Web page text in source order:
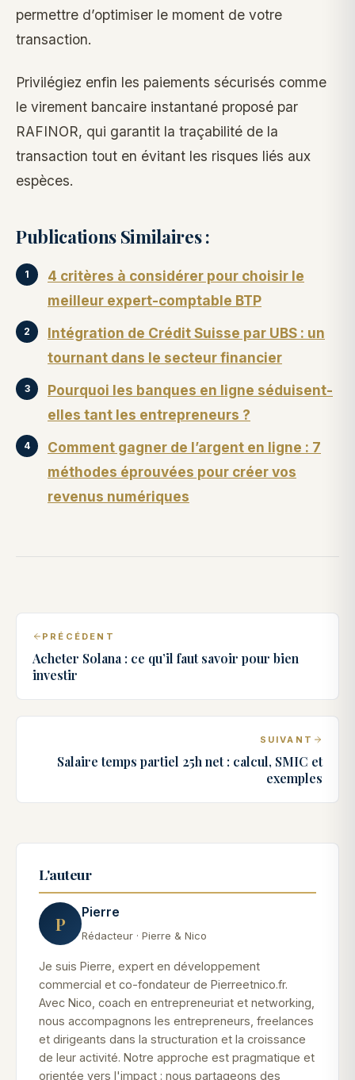
permettre d’optimiser le moment de votre
transaction.
Privilégiez enfin les paiements sécurisés comme
le virement bancaire instantané proposé par
RAFINOR, qui garantit la traçabilité de la
transaction tout en évitant les risques liés aux
espèces.
Publications Similaires :
4 critères à considérer pour choisir le
meilleur expert-comptable BTP
Intégration de Crédit Suisse par UBS : un
tournant dans le secteur financier
Pourquoi les banques en ligne séduisent-
elles tant les entrepreneurs ?
Comment gagner de l’argent en ligne : 7
méthodes éprouvées pour créer vos
revenus numériques
PRÉCÉDENT
Acheter Solana : ce qu’il faut savoir pour bien
investir
SUIVANT
Salaire temps partiel 25h net : calcul, SMIC et
exemples
L'auteur
P
Pierre
Rédacteur · Pierre & Nico
Je suis Pierre, expert en développement
commercial et co-fondateur de Pierreetnico.fr.
Avec Nico, coach en entrepreneuriat et networking,
nous accompagnons les entrepreneurs, freelances
et dirigeants dans la structuration et la croissance
de leur activité. Notre approche est pragmatique et
orientée vers l'impact : nous partageons des